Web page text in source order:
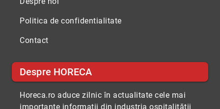
Politica de confidentialitate
Contact
Despre HORECA
Horeca.ro aduce zilnic în actualitate cele mai
importante informaţii din industria ospitalităţii